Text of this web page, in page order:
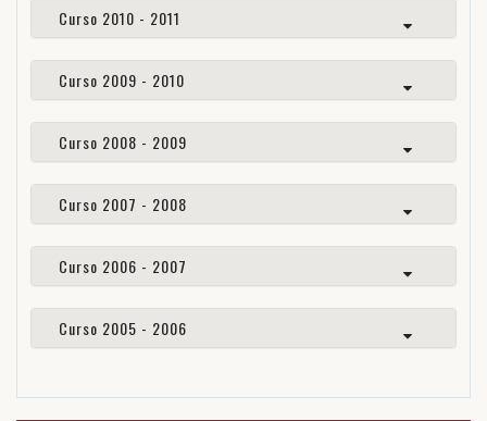
Curso 2010 - 2011
Curso 2009 - 2010
Curso 2008 - 2009
Curso 2007 - 2008
Curso 2006 - 2007
Curso 2005 - 2006